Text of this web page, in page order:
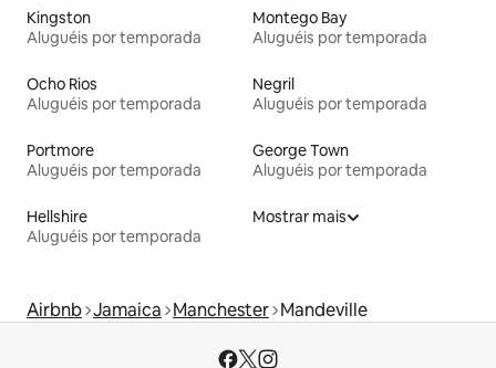
Kingston
Aluguéis por temporada
Montego Bay
Aluguéis por temporada
Ocho Rios
Aluguéis por temporada
Negril
Aluguéis por temporada
Portmore
Aluguéis por temporada
George Town
Aluguéis por temporada
Hellshire
Aluguéis por temporada
Mostrar mais
Airbnb Jamaica Manchester Mandeville